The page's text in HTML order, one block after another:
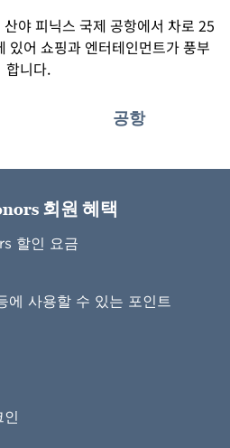
야 피닉스 국제 공항에서 차로 25
어 쇼핑과 엔터테인먼트가 풍부
합니다.
공항
회원 혜택
할인 요금
에 사용할 수 있는 포인트